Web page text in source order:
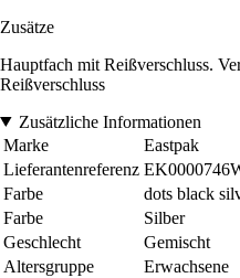
Zusätze
Hauptfach mit Reißverschluss.
Reißverschluss
Zusätzliche Informationen
Marke
Eastpak
Lieferantenreferenz
Farbe
dots black
Farbe
Silber
Geschlecht
Gemischt
Altersgruppe
Erwachsene